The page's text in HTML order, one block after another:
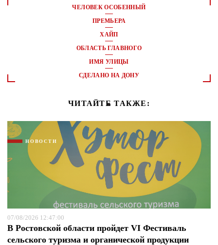
ЧЕЛОВЕК ОСОБЕННЫЙ
ПРЕМЬЕРА
ХАЙП
ОБЛАСТЬ ГЛАВНОГО
ИМЯ УЛИЦЫ
СДЕЛАНО НА ДОНУ
ЧИТАЙТЕ ТАКЖЕ:
НОВОСТИ
07/08/2026 12:47:00
В Ростовской области пройдет VI Фестиваль
сельского туризма и органической продукции